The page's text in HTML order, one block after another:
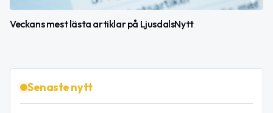
Veckans mest lästa artiklar på LjusdalsNytt
Senaste nytt